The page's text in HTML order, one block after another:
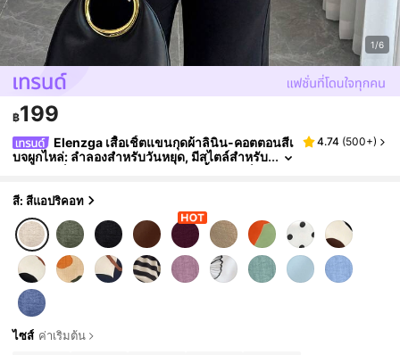
1/6
฿199
Elenzga เสื้อเชิ้ตแขนกุดผ้าลินิน-คอตตอนสีเ
บจผูกไหล่: ลำลองสำหรับวันหยุด, มีสไตล์สำหรับ
4.74 (500+)
สี: สีแอปริคอท
ไซส์ ค่าเริ่มต้น